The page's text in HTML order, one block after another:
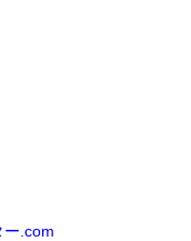
ー.com